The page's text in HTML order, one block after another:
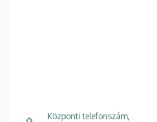
Központi telefonszám,